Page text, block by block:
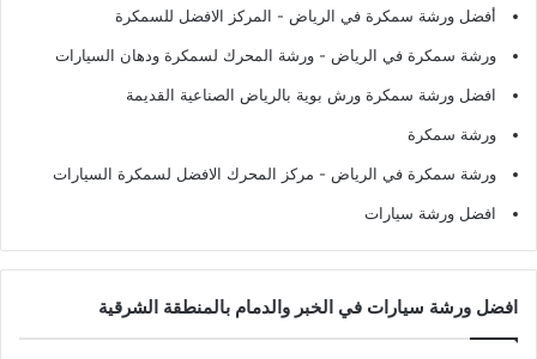
أفضل ورشة سمكرة في الرياض - المركز الافضل للسمكرة
ورشة سمكرة في الرياض - ورشة المحرك لسمكرة ودهان السيارات
افضل ورشة سمكرة ورش بوية بالرياض الصناعية القديمة
ورشة سمكرة
ورشة سمكرة في الرياض - مركز المحرك الافضل لسمكرة السيارات
افضل ورشة سيارات
افضل ورشة سيارات في الخبر والدمام بالمنطقة الشرقية